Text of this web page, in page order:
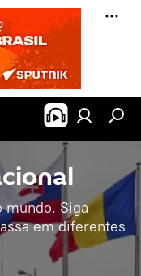
mundo. Siga
em diferentes